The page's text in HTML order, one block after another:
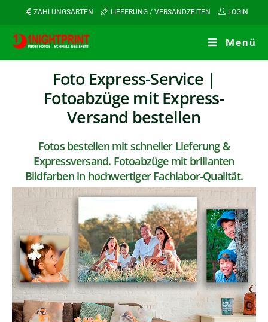
ZAHLUNGSARTEN LIEFERUNG / VERSANDZEITEN LOGIN
Menü
Foto Express-Service |
Fotoabzüge mit Express-
Versand bestellen
Fotos bestellen mit schneller Lieferung &
Expressversand. Fotoabzüge mit brillanten
Bildfarben in hochwertiger Fachlabor-Qualität.